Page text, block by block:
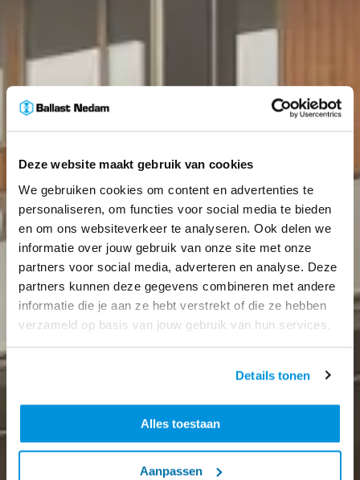
Deze website maakt gebruik van cookies
We gebruiken cookies om content en advertenties te
personaliseren, om functies voor social media te bieden
en om ons websiteverkeer te analyseren. Ook delen we
informatie over jouw gebruik van onze site met onze
partners voor social media, adverteren en analyse. Deze
partners kunnen deze gegevens combineren met andere
informatie die je aan ze hebt verstrekt of die ze hebben
verzameld op basis van jouw gebruik van hun services.
Details tonen
Alles toestaan
Aanpassen